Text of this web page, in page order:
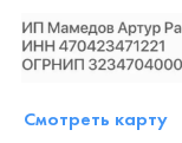
Смотреть карту